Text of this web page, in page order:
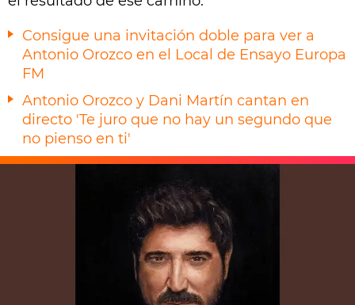
Consigue una invitación doble para ver a
Antonio Orozco en el Local de Ensayo Europa
FM
Antonio Orozco y Dani Martín cantan en
directo 'Te juro que no hay un segundo que
no pienso en ti'